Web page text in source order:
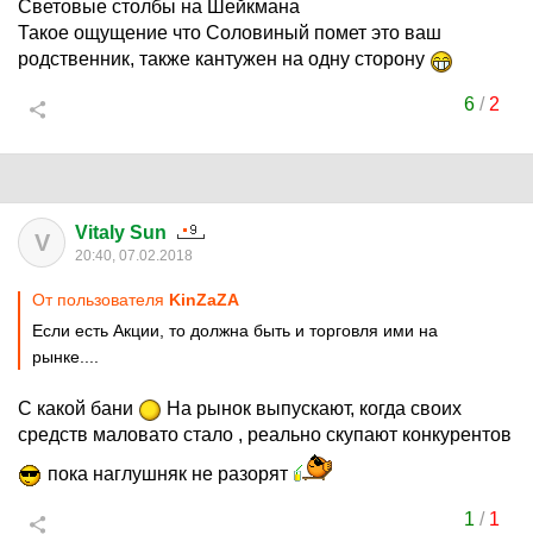
Cветoвыe стoлбы на Шейкмана
Такое ощущение что Соловиный помет это ваш
родственник, также кантужен на одну сторону
6/ 2
V Vitaly Sun
20:40, 07.02.2018
От пользователя KinZaZA
Если есть Акции, то должна быть и торговля ими на
рынке....
С какой бани
На рынок выпускают, когда своих
средств маловато стало , реально скупают конкурентов
пока наглушняк не разорят
1 / 1